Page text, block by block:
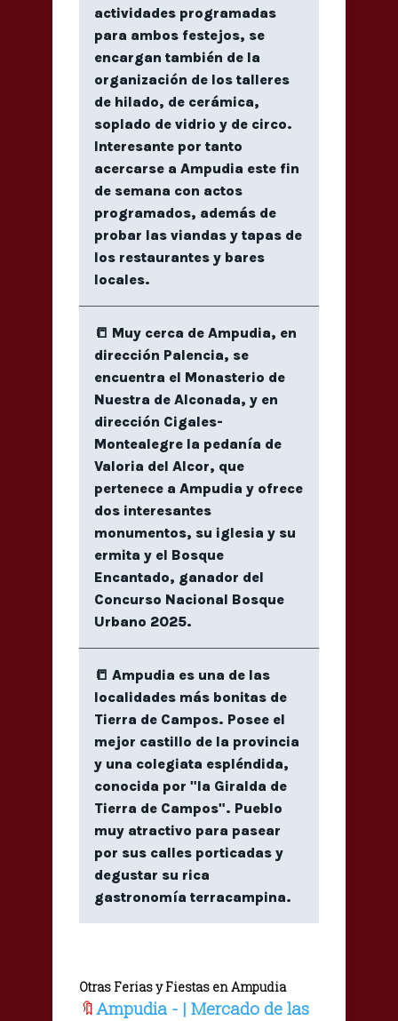
actividades programadas
para ambos festejos, se
encargan también de la
organización de los talleres
de hilado, de cerámica,
soplado de vidrio y de circo.
Interesante por tanto
acercarse a Ampudia este fin
de semana con actos
programados, además de
probar las viandas y tapas de
los restaurantes y bares
locales.
📒 Muy cerca de Ampudia, en
dirección Palencia, se
encuentra el Monasterio de
Nuestra de Alconada, y en
dirección Cigales-
Montealegre la pedanía de
Valoria del Alcor, que
pertenece a Ampudia y ofrece
dos interesantes
monumentos, su iglesia y su
ermita y el Bosque
Encantado, ganador del
Concurso Nacional Bosque
Urbano 2025.
📒 Ampudia es una de las
localidades más bonitas de
Tierra de Campos. Posee el
mejor castillo de la provincia
y una colegiata espléndida,
conocida por "la Giralda de
Tierra de Campos". Pueblo
muy atractivo para pasear
por sus calles porticadas y
degustar su rica
gastronomía terracampina.
Otras Ferias y Fiestas en Ampudia
🔖Ampudia - | Mercado de las